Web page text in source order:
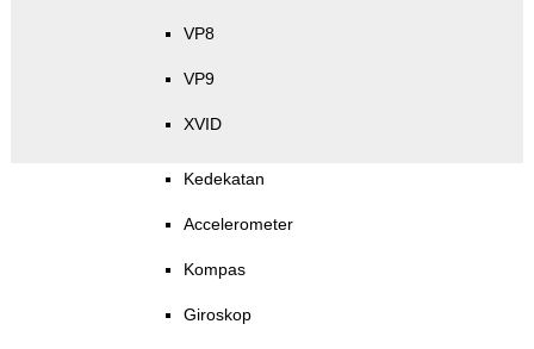
VP8
VP9
XVID
Kedekatan
Accelerometer
Kompas
Giroskop